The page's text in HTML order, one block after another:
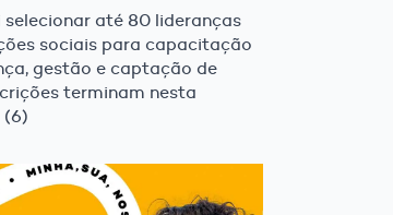
selecionar até 80 lideranças
sociais para capacitação
gestão e captação de
terminam nesta